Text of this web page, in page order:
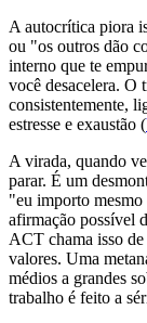
A autocrítica piora
ou "os outros dão
interno que te
você desacelera. O
consistentemente,
estresse e exaustão (
A virada, quando
parar. É um
"eu importo
afirmação possível
ACT chama isso
valores. Uma
médios a grandes
trabalho é feito a